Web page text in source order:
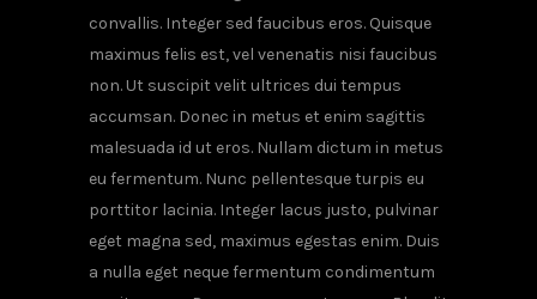
convallis. Integer sed faucibus eros. Quisque
maximus felis est, vel venenatis nisi faucibus
non. Ut suscipit velit ultrices dui tempus
accumsan. Donec in metus et enim sagittis
malesuada id ut eros. Nullam dictum in metus
eu fermentum. Nunc pellentesque turpis eu
porttitor lacinia. Integer lacus justo, pulvinar
eget magna sed, maximus egestas enim. Duis
a nulla eget neque fermentum condimentum